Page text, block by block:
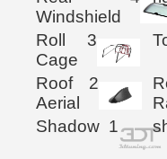
Windshield
Roll
Cage
3
Roof
Aerial
2
Shadow 1